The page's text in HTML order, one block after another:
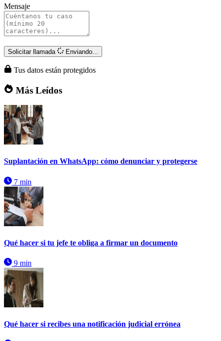
Mensaje
Solicitar llamada Enviando...
Tus datos están protegidos
Más Leídos
Suplantación en WhatsApp: cómo denunciar y protegerse
7 min
Qué hacer si tu jefe te obliga a firmar un documento
9 min
Qué hacer si recibes una notificación judicial errónea